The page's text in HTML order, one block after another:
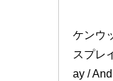
ケンウ
スプレ
ay /